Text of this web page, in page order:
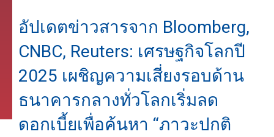
อัปเดตข่าวสารจาก Bloomberg,
CNBC, Reuters: เศรษฐกิจโลกปี
2025 เผชิญความเสี่ยงรอบด้าน
ธนาคารกลางทั่วโลกเริ่มลด
ดอกเบี้ยเพื่อค้นหา “ภาวะปกติ